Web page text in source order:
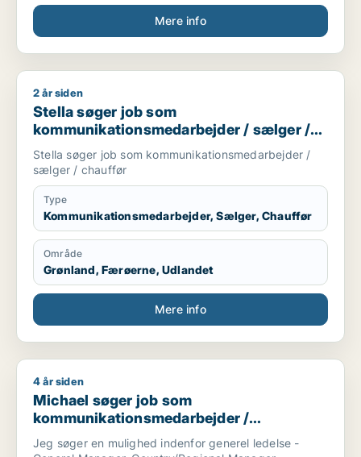
Mere info
Stella søger job som kommunikationsmedarbejder / sælger
2 år siden
Stella søger job som
kommunikationsmedarbejder / sælger /
chauffør
Stella søger job som kommunikationsmedarbejder /
sælger / chauffør
Type
Kommunikationsmedarbejder, Sælger, Chauffør
Område
Grønland, Færøerne, Udlandet
Mere info
Michael søger job som kommunikationsmedarbejder /
4 år siden
Michael søger job som
kommunikationsmedarbejder /
marketingmedarbejder / sælger /
forretningsudvikler / kulturmedarbejder
Jeg søger en mulighed indenfor generel ledelse -